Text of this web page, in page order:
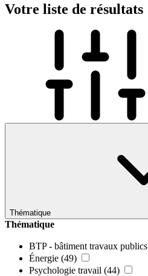
Votre liste de résultats
Thématique
Thématique
BTP - bâtiment travaux publics
Énergie (49)
Psychologie travail (44)